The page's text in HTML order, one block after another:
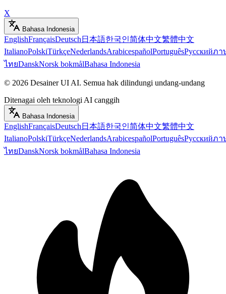
X
Bahasa Indonesia
EnglishFrançaisDeutsch 日本語한국인简体中文繁體中文
ItalianoPolskiTürkçeNederlandsArabicespañolPortuguêsРусскийภา
ไทยDanskNorsk bokmålBahasa Indonesia
© 2026 Desainer UI AI. Semua hak dilindungi undang-undang
Ditenagai oleh teknologi AI canggih
Bahasa Indonesia
EnglishFrançaisDeutsch 日本語한국인简体中文繁體中文
ItalianoPolskiTürkçeNederlandsArabicespañolPortuguêsРусскийภา
ไทยDanskNorsk bokmålBahasa Indonesia